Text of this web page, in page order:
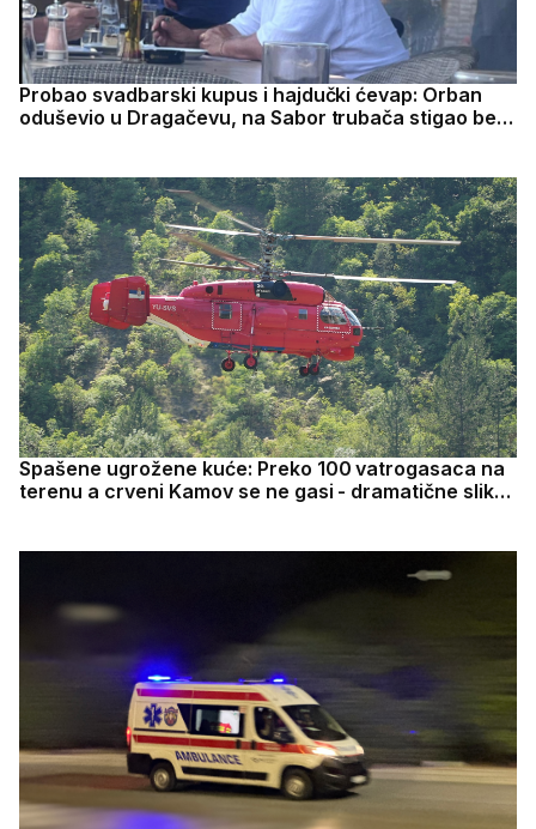
Probao svadbarski kupus i hajdučki ćevap: Orban
oduševio u Dragačevu, na Sabor trubača stigao bez
Spašene ugrožene kuće: Preko 100 vatrogasaca na
terenu a crveni Kamov se ne gasi - dramatične slike